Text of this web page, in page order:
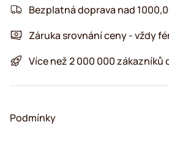
Bezplatná doprava nad
Záruka srovnání ceny - vždy
Více než 2 000 000 zákazníků
Podmínky